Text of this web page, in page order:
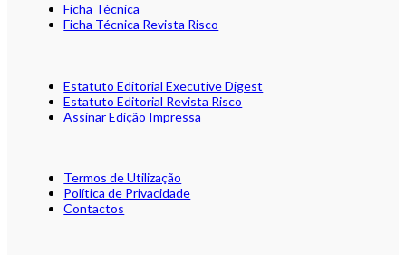
Ficha Técnica
Ficha Técnica Revista Risco
Estatuto Editorial Executive Digest
Estatuto Editorial Revista Risco
Assinar Edição Impressa
Termos de Utilização
Política de Privacidade
Contactos